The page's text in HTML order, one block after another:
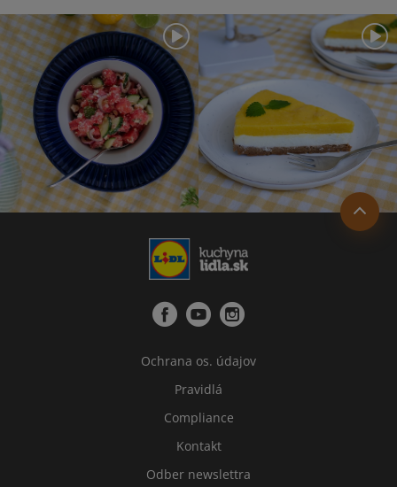
Ochrana os. údajov
Pravidlá
Compliance
Kontakt
Odber newslettra